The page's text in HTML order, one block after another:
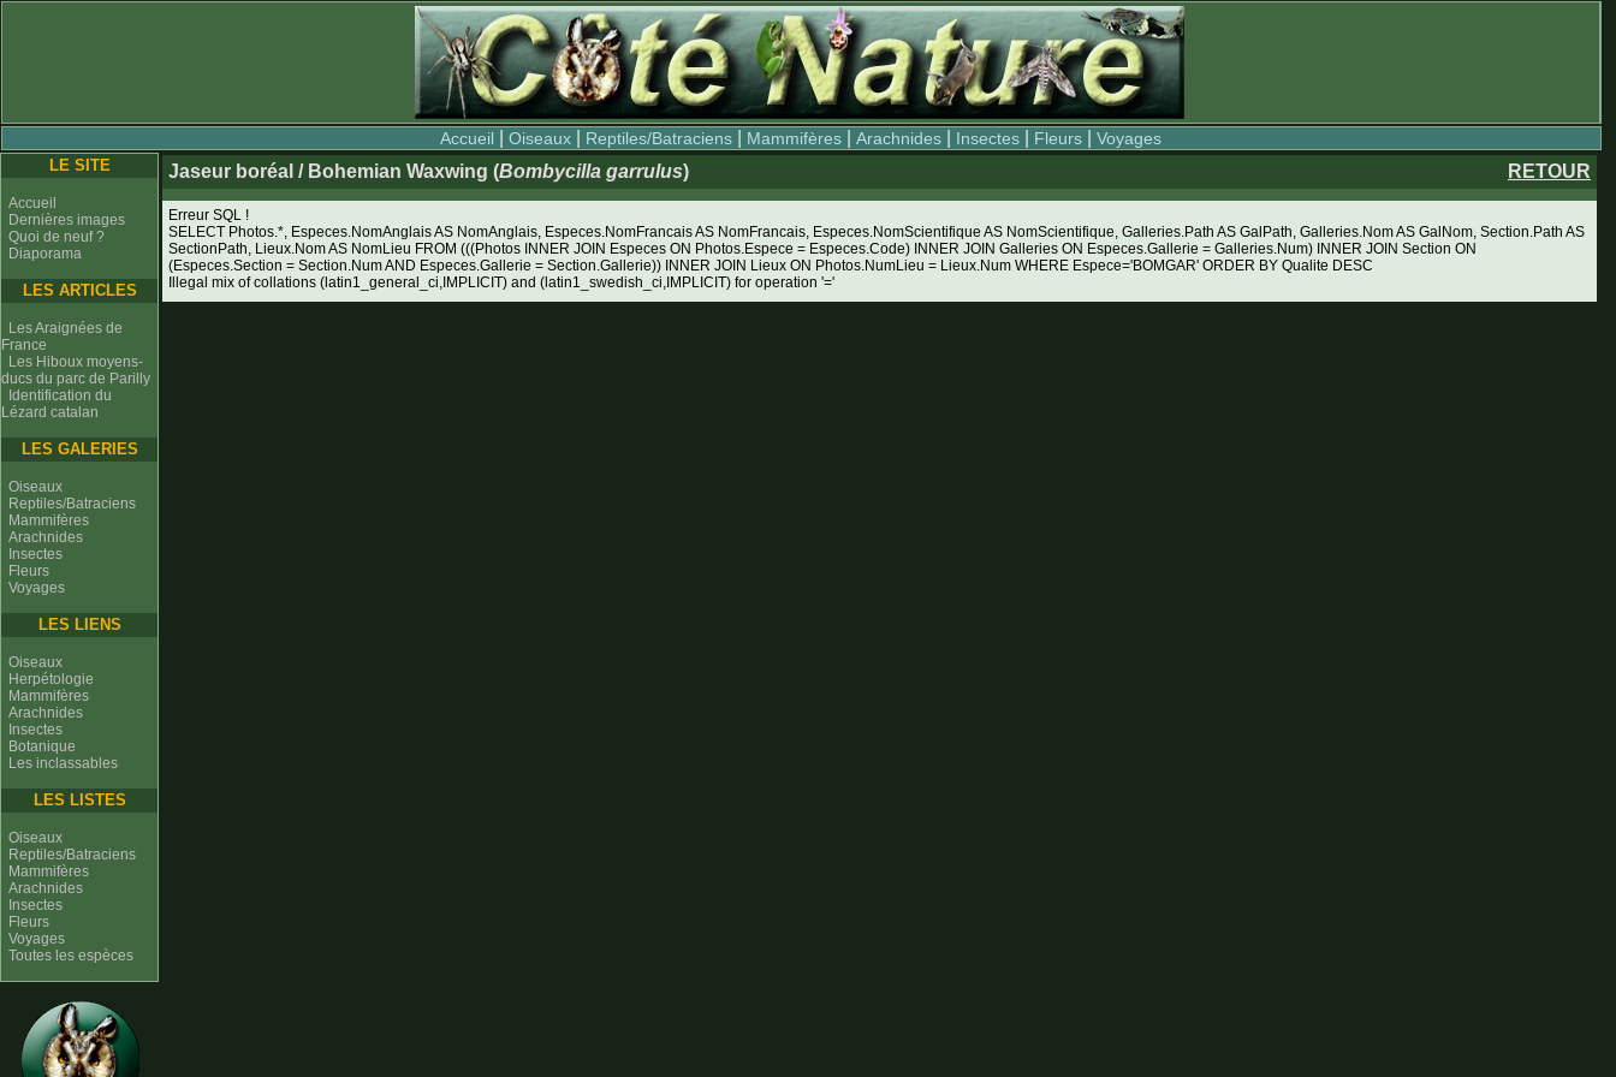
Accueil |Oiseaux Reptiles/Batraciens Mammifères |Arachnides Insectes Fleurs |Voyages
LE SITE
Accueil
Dernières images
Quoi de neuf ?
Diaporama
LES ARTICLES
Les Araignées de
France
Les Hiboux moyens-
ducs du parc de Parilly
Identification du
Lézard catalan
LES GALERIES
Oiseaux
Reptiles/Batraciens
Mammifères
Arachnides
Insectes
Fleurs
Voyages
LES LIENS
Oiseaux
Herpétologie
Mammifères
Arachnides
Insectes
Botanique
Les inclassables
LES LISTES
Oiseaux
Reptiles/Batraciens
Mammifères
Arachnides
Insectes
Fleurs
Voyages
Toutes les espèces
Jaseur boréal / Bohemian Waxwing (Bombycilla garrulus) RETOUR
Erreur SQL !
SELECT Photos.*, Especes.NomAnglais AS NomAnglais, Especes.NomFrancais AS NomFrancais, Especes.NomScientifique AS NomScientifique, Galleries.Path AS GalPath, Galleries.Nom AS GalNom, Section.Path AS
SectionPath, Lieux.Nom AS NomLieu FROM (((Photos INNER JOIN Especes ON Photos.Espece = Especes.Code) INNER JOIN Galleries ON Especes.Gallerie = Galleries.Num) INNER JOIN Section ON
(Especes.Section = Section.Num AND Especes.Gallerie = Section.Gallerie)) INNER JOIN Lieux ON Photos.NumLieu = Lieux.Num WHERE Espece='BOMGAR' ORDER BY Qualite DESC
Illegal mix of collations (latin1_general_ci,IMPLICIT) and (latin1_swedish_ci,IMPLICIT) for operation '='